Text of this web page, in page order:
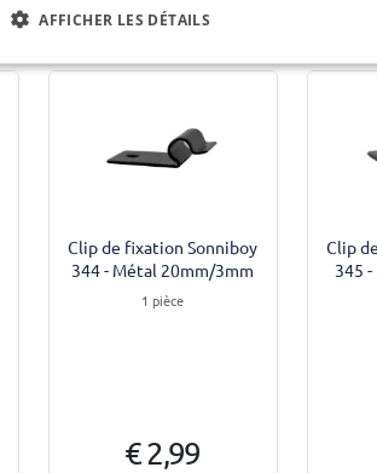
1-3 jours ouvrables
Clip de fixation Sonniboy
344 - Métal 20mm/3mm
1 pièce
€ 2,99
Clip
345
AFFICHER LES DÉTAILS